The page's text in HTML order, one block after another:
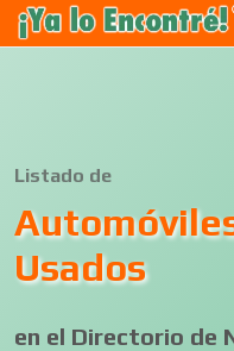
Listado de
Usados
en el Directorio de